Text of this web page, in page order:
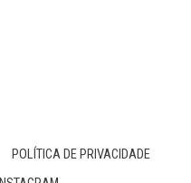
POLÍTICA DE PRIVACIDADE